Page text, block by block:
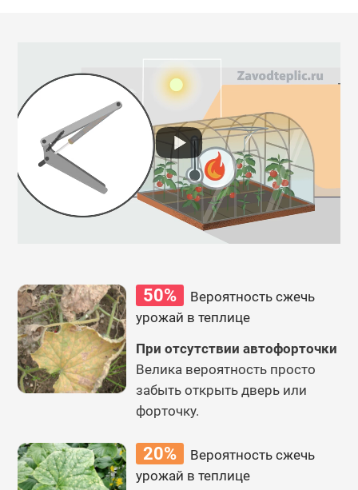
50%
Вероятность сжечь
урожай в теплице
При отсутствии автофорточки
Велика вероятность просто
забыть открыть дверь или
форточку.
20%
Вероятность сжечь
урожай в теплице